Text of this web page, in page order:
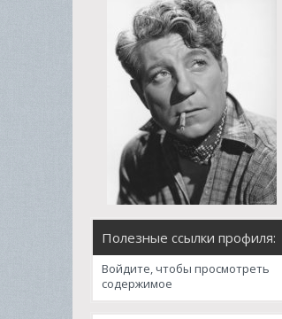
Полезные ссылки профиля:
Войдите, чтобы просмотреть
содержимое